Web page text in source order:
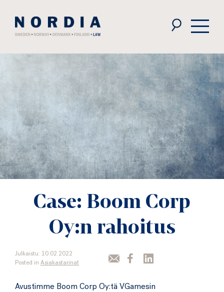
Law
Case: Boom Corp
Oy:n rahoitus
Julkaistu: 10.02.2022
Posted in Asiakastarinat
Avustimme Boom Corp Oy:tä VGamesin